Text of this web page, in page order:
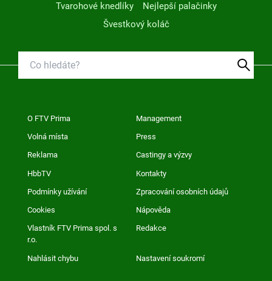
Tvarohové knedlíky
Nejlepší palačinky
Švestkový koláč
O FTV Prima Management
Volná místa Press
Reklama Castingy a výzvy
HbbTV Kontakty
Podmínky užívání Zpracování osobních údajů
Cookies Nápověda
Vlastník FTV Prima spol. s
r.o.
Redakce
Nahlásit chybu Nastavení soukromí